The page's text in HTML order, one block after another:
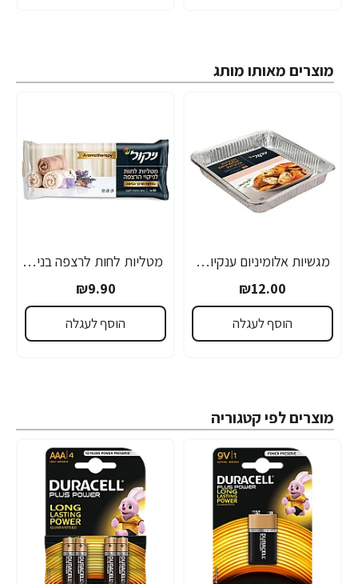
מוצרים מאותו מותג
מגשיות אלומיניום ענקיות - 2 יחידות
₪12.00
הוסף לעגלה
מטליות לחות לרצפה בניחוח מרכך כביסה ארומתרפיה 10 יחידות
₪9.90
הוסף לעגלה
מוצרים לפי קטגוריה